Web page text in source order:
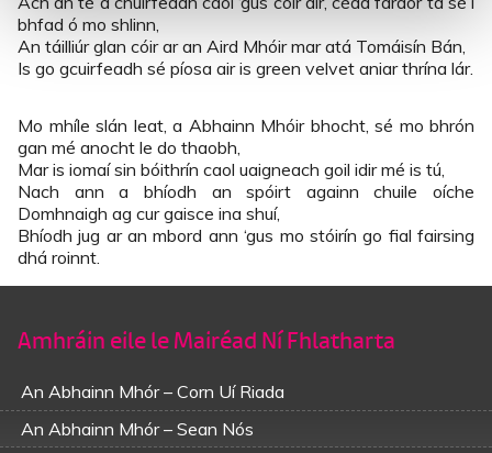
bhfad ó mo shlinn,
An táilliúr glan cóir ar an Aird Mhóir mar atá Tomáisín Bán,
Is go gcuirfeadh sé píosa air is green velvet aniar thrína lár.
Mo mhíle slán leat, a Abhainn Mhóir bhocht, sé mo bhrón
gan mé anocht le do thaobh,
Mar is iomaí sin bóithrín caol uaigneach goil idir mé is tú,
Nach ann a bhíodh an spóirt againn chuile oíche
Domhnaigh ag cur gaisce ina shuí,
Bhíodh jug ar an mbord ann ‘gus mo stóirín go fial fairsing
dhá roinnt.
Amhráin eile le Mairéad Ní Fhlatharta
An Abhainn Mhór – Corn Uí Riada
An Abhainn Mhór – Sean Nós